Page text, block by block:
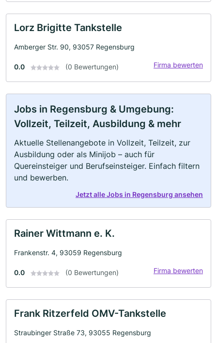
Lorz Brigitte Tankstelle
Amberger Str. 90, 93057 Regensburg
0.0 (0 Bewertungen) Firma bewerten
Jobs in Regensburg & Umgebung:
Vollzeit, Teilzeit, Ausbildung & mehr
Aktuelle Stellenangebote in Vollzeit, Teilzeit, zur
Ausbildung oder als Minijob – auch für
Quereinsteiger und Berufseinsteiger. Einfach filtern
und bewerben.
Jetzt alle Jobs in Regensburg ansehen
Rainer Wittmann e. K.
Frankenstr. 4, 93059 Regensburg
0.0 (0 Bewertungen) Firma bewerten
Frank Ritzerfeld OMV-Tankstelle
Straubinger Straße 73, 93055 Regensburg